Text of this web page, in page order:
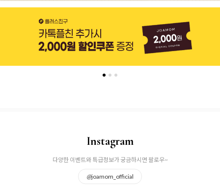
Instagram
다양한 이벤트와 특급정보가 궁금하시면 팔로우~
@joamom_official